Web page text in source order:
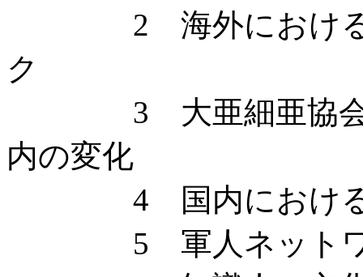
2 海外における大
ク
3 大亜細亜協会成
内の変化
4 国内における
5 軍人ネットワー